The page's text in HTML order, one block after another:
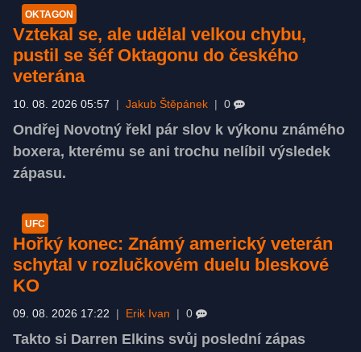
OKTAGON
Vztekal se, ale udělal velkou chybu,
pustil se šéf Oktagonu do českého
veterána
10. 08. 2026 05:57 Jakub Štěpánek 0
Ondřej Novotný řekl pár slov k výkonu známého
boxera, kterému se ani trochu nelíbil výsledek
zápasu.
UFC
Hořký konec: Známý americký veterán
schytal v rozlučkovém duelu bleskové
KO
09. 08. 2026 17:22 Erik Ivan 0
Takto si Darren Elkins svůj poslední zápas